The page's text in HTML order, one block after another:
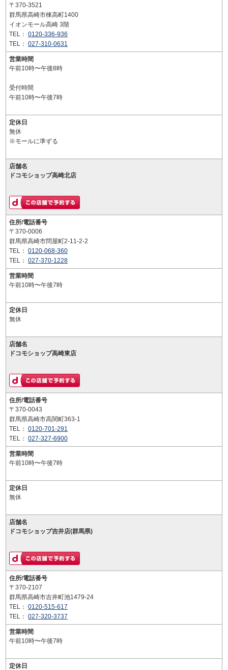
〒370-3521
群馬県高崎市棟高町1400
イオンモール高崎 3階
TEL： 0120-336-936
TEL： 027-310-0631
営業時間
午前10時〜午後8時
受付時間
午前10時〜午後7時
定休日
無休
※モールに準ずる
店舗名
ドコモショップ高崎北店
住所/電話番号
〒370-0006
群馬県高崎市問屋町2-11-2-2
TEL： 0120-068-360
TEL： 027-370-1228
営業時間
午前10時〜午後7時
定休日
無休
店舗名
ドコモショップ高崎東店
住所/電話番号
〒370-0043
群馬県高崎市高関町363-1
TEL： 0120-701-291
TEL： 027-327-6900
営業時間
午前10時〜午後7時
定休日
無休
店舗名
ドコモショップ吉井店(群馬県)
住所/電話番号
〒370-2107
群馬県高崎市吉井町池1479-24
TEL： 0120-515-617
TEL： 027-320-3737
営業時間
午前10時〜午後7時
定休日